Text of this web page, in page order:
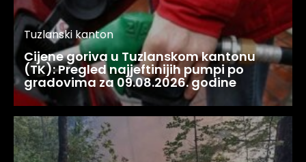
Tuzlanski kanton
Cijene goriva u Tuzlanskom kantonu
(TK): Pregled najjeftinijih pumpi po
gradovima za 09.08.2026. godine